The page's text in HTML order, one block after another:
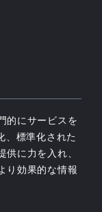
的にサービスを
、標準化された
供に力を入れ、
り効果的な情報